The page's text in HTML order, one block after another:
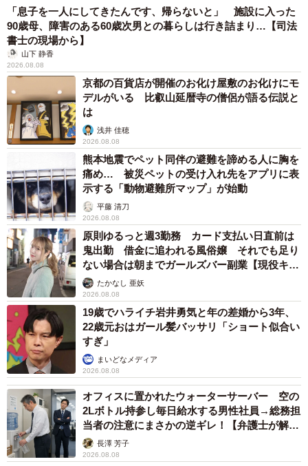
「おっとりしていて、甘えん坊。でも慎重で、ツンデレな
面もあります。ご飯のときはお皿の前に無言で座って、何
分でもじっとこっちを見てきます」
赤ちゃん抱っこされるのが大好きなまめたろくん（画像提供：まめたろ
さん）
撫でても、抱っこしても、猫吸いしても怒ることはなく、
猫パンチをされたことはないと語る飼い主さん。ところ
が、息子さんに対しては少し違っていた時期もあったそう
「息子を一人にしてきたんです、帰らないと」 施設に入った
90歳母、障害のある60歳次男との暮らしは行き詰まり…【司法
書士の現場から】
山下 静香
2026.08.08
京都の百貨店が開催のお化け屋敷のお化けにモ
デルがいる 比叡山延暦寺の僧侶が語る伝説と
は
浅井 佳穂
2026.08.08
熊本地震でペット同伴の避難を諦める人に胸を
痛め… 被災ペットの受け入れ先をアプリに表
示する「動物避難所マップ」が始動
平藤 清刀
2026.08.08
原則ゆるっと週3勤務 カード支払い日直前は
鬼出勤 借金に追われる風俗嬢 それでも足り
ない場合は朝までガールズバー副業【現役キャ
ストに取材】
たかなし 亜妖
2026.08.08
19歳でハライチ岩井勇気と年の差婚から3年、
22歳元おはガール髪バッサリ「ショート似合い
すぎ」
まいどなメディア
2026.08.08
オフィスに置かれたウォーターサーバー 空の
2Lボトル持参し毎日給水する男性社員→総務担
当者の注意にまさかの逆ギレ！【弁護士が解
説】長澤 芳子
2026.08.08